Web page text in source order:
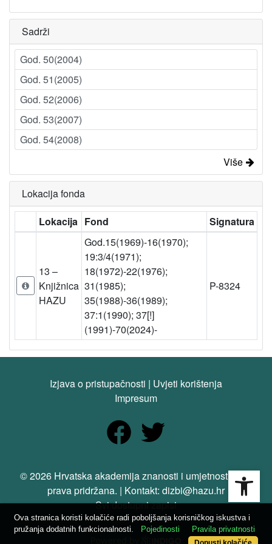
Sadrži
God. 50(2004)
God. 51(2005)
God. 52(2006)
God. 53(2007)
God. 54(2008)
Više
Lokacija fonda
Lokacija Fond Signatura
13 –
Knjižnica
HAZU
God.15(1969)-16(1970);
19:3/4(1971);
18(1972)-22(1976);
31(1985);
35(1988)-36(1989);
37:1(1990); 37[!]
(1991)-70(2024)-
P-8324
Izjava o pristupačnosti | Uvjeti korištenja
Impresum
© 2026 Hrvatska akademija znanosti i umjetnosti. Sva
prava pridržana. | Kontakt: dizbi@hazu.hr
Svi dostupni zapisi
Ova stranica koristi kolačiće radi poboljšanja korisničkog iskustva i
pružanja dodatnih funkcionalnosti.
Pojedinosti Pravila privatnosti